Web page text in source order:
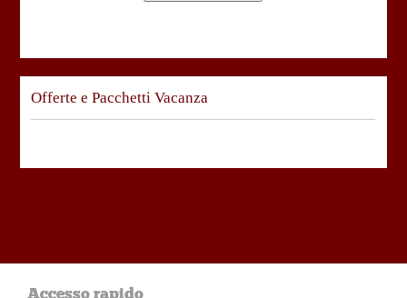
Offerte e Pacchetti Vacanza
Accesso rapido